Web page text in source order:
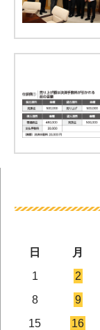
日
月
1
2
8
9
15
16